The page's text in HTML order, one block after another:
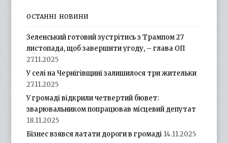
ОСТАННІ НОВИНИ
Зеленський готовий зустрітись з Трампом 27
листопада, щоб завершити угоду, – глава ОП
27.11.2025
У селі на Чернігівщині залишилося три жительки
27.11.2025
У громаді відкрили четвертий бювет:
зварювальником попрацював місцевий депутат
18.11.2025
Бізнес взявся латати дороги в громаді 14.11.2025